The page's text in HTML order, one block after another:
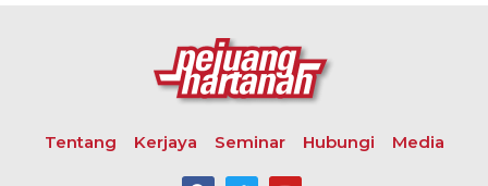
Tentang Kerjaya Seminar Hubungi Media